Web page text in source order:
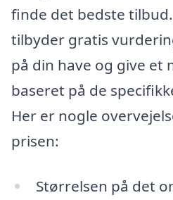
finde det bedste
tilbyder gratis
på din have og give
baseret på de
Her er nogle
prisen:
Størrelsen på det